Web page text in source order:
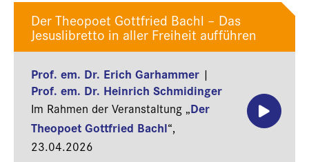
Der Theopoet Gottfried Bachl – Das
Jesuslibretto in aller Freiheit aufführen
Prof. em. Dr. Erich Garhammer |
Prof. em. Dr. Heinrich Schmidinger
Im Rahmen der Veranstaltung „Der
Theopoet Gottfried Bachl“,
23.04.2026